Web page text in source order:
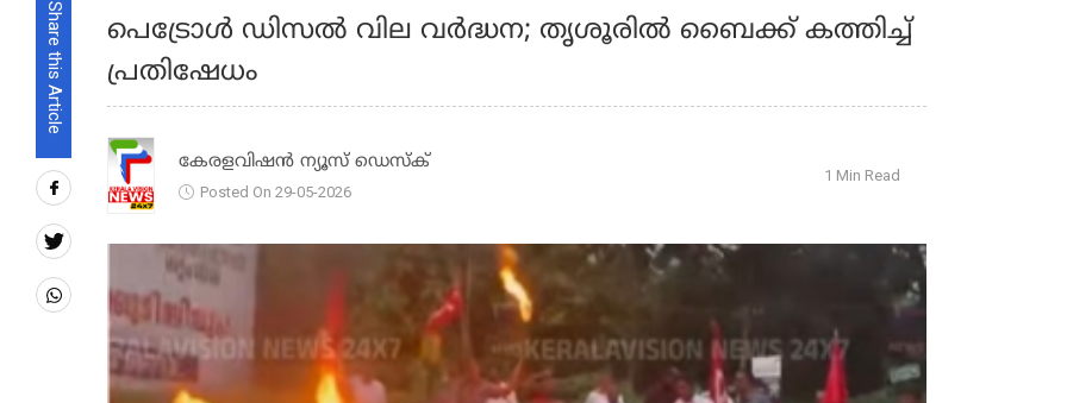
Share this Article
പെട്രോൾ ഡിസൽ വില വർദ്ധന; തൃശൂരിൽ ബൈക്ക് കത്തിച്ച്
പ്രതിഷേധം
കേരളവിഷൻ ന്യൂസ് ഡെസ്‌ക്
Posted On 29-05-2026
1 Min Read